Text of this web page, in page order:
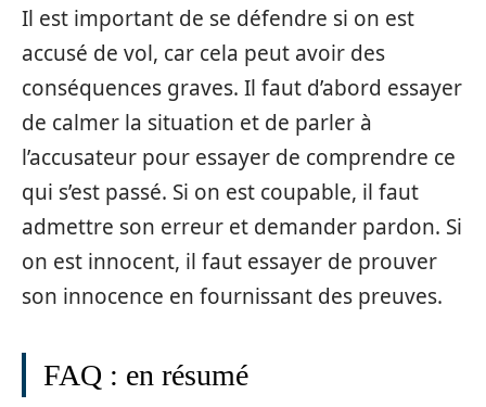
Il est important de se défendre si on est
accusé de vol, car cela peut avoir des
conséquences graves. Il faut d’abord essayer
de calmer la situation et de parler à
l’accusateur pour essayer de comprendre ce
qui s’est passé. Si on est coupable, il faut
admettre son erreur et demander pardon. Si
on est innocent, il faut essayer de prouver
son innocence en fournissant des preuves.
FAQ : en résumé